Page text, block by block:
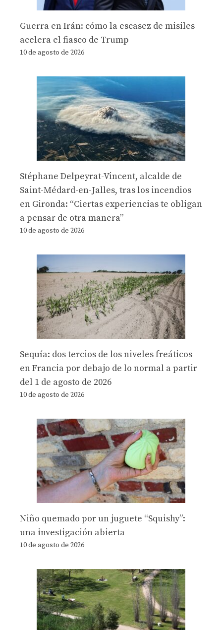
Guerra en Irán: cómo la escasez de misiles
acelera el fiasco de Trump
10 de agosto de 2026
Stéphane Delpeyrat-Vincent, alcalde de
Saint-Médard-en-Jalles, tras los incendios
en Gironda: “Ciertas experiencias te obligan
a pensar de otra manera”
10 de agosto de 2026
Sequía: dos tercios de los niveles freáticos
en Francia por debajo de lo normal a partir
del 1 de agosto de 2026
10 de agosto de 2026
Niño quemado por un juguete “Squishy”:
una investigación abierta
10 de agosto de 2026